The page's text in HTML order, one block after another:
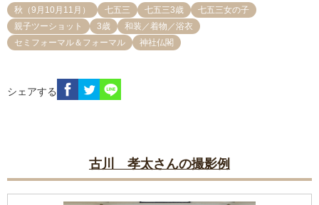
秋（9月10月11月） 七五三 七五三3歳
七五三女の子
親子ツーショット
3歳
和装／着物／浴衣
セミフォーマル＆フォーマル
神社仏閣
シェアする
古川 孝太さんの撮影例